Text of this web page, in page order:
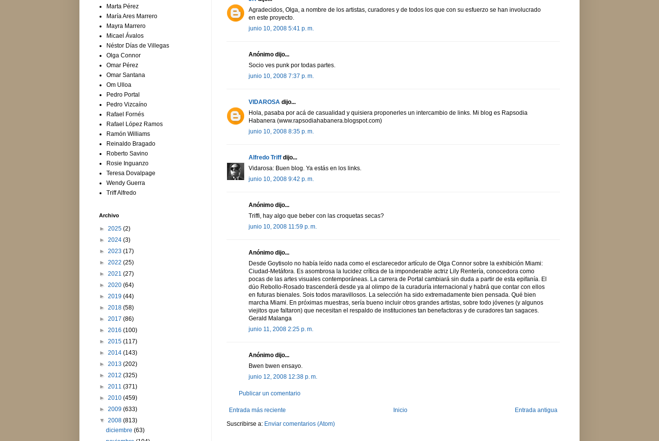
Agradecidos, Olga, a nombre de los artistas, curadores y de todos los que con su esfuerzo se han involucrado
en este proyecto.
junio 10, 2008 5:41 p. m.
Anónimo dijo...
Socio ves punk por todas partes.
junio 10, 2008 7:37 p. m.
VIDAROSA dijo...
Hola, pasaba por acá de casualidad y quisiera proponerles un intercambio de links. Mi blog es Rapsodia
Habanera (www.rapsodiahabanera.blogspot.com)
junio 10, 2008 8:35 p. m.
Alfredo Triff dijo...
Vidarosa: Buen blog. Ya estás en los links.
junio 10, 2008 9:42 p. m.
Anónimo dijo...
Triffi, hay algo que beber con las croquetas secas?
junio 10, 2008 11:59 p. m.
Anónimo dijo...
Desde Goytisolo no había leído nada como el esclarecedor artículo de Olga Connor sobre la exhibición Miami:
Ciudad-Metáfora. Es asombrosa la lucidez crítica de la imponderable actriz Lily Rentería, conocedora como
pocas de las artes visuales contemporáneas. La carrera de Portal cambiará sin duda a partir de esta epifanía. El
dúo Rebollo-Rosado trascenderá desde ya al olimpo de la curaduría internacional y habrá que contar con ellos
en futuras bienales. Sois todos maravillosos. La selección ha sido extremadamente bien pensada. Qué bien
marcha Miami. En próximas muestras, sería bueno incluir otros grandes artistas, sobre todo jóvenes (y algunos
viejitos que faltaron) que necesitan el respaldo de instituciones tan benefactoras y de curadores tan sagaces.
Gerald Malanga
junio 11, 2008 2:25 p. m.
Anónimo dijo...
Bwen bwen ensayo.
junio 12, 2008 12:38 p. m.
Publicar un comentario
Entrada más reciente Entrada antigua
Inicio
Suscribirse a: Enviar comentarios (Atom)
Marta Pérez
María Ares Marrero
Mayra Marrero
Micael Ávalos
Néstor Días de Villegas
Olga Connor
Omar Pérez
Omar Santana
Om Ulloa
Pedro Portal
Pedro Vizcaíno
Rafael Fornés
Rafael López Ramos
Ramón Williams
Reinaldo Bragado
Roberto Savino
Rosie Inguanzo
Teresa Dovalpage
Wendy Guerra
Triff Alfredo
Archivo
► 2025 (2)
► 2024 (3)
► 2023 (17)
► 2022 (25)
► 2021 (27)
► 2020 (64)
► 2019 (44)
► 2018 (58)
► 2017 (86)
► 2016 (100)
► 2015 (117)
► 2014 (143)
► 2013 (202)
► 2012 (325)
► 2011 (371)
► 2010 (459)
► 2009 (633)
▼ 2008 (813)
diciembre(63)